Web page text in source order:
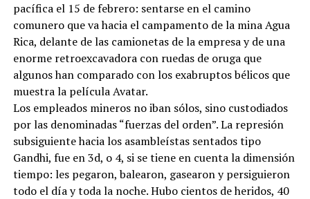
pacífica el 15 de febrero: sentarse en el camino
comunero que va hacia el campamento de la mina Agua
Rica, delante de las camionetas de la empresa y de una
enorme retroexcavadora con ruedas de oruga que
algunos han comparado con los exabruptos bélicos que
muestra la película Avatar.
Los empleados mineros no iban sólos, sino custodiados
por las denominadas “fuerzas del orden”. La represión
subsiguiente hacia los asambleístas sentados tipo
Gandhi, fue en 3d, o 4, si se tiene en cuenta la dimensión
tiempo: les pegaron, balearon, gasearon y persiguieron
todo el día y toda la noche. Hubo cientos de heridos, 40